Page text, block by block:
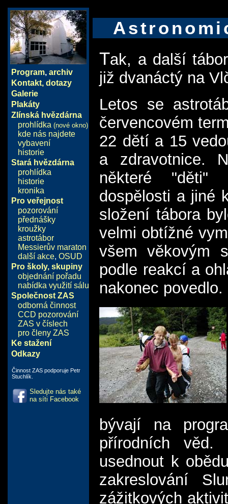
Program, archiv
Kontakt, dotazy
Galerie
Plakáty
Zlínská hvězdárna
prohlídka (nové okno)
kde nás najdete
vybavení
historie
Stará hvězdárna
prohlídka
historie
kronika
Pro veřejnost
pozorování
přednášky
kroužky
astrotábor
Messierův maraton
další akce, OSUD
Pro školy, skupiny
objednání pořadu
nabídka využití sálu
Společnost ZAS
odborná činnost
CCD pozorování
ZAS v číslech
pro členy ZAS
Ke stažení
Odkazy
Činnost ZAS podporuje Petr
Stuchlík.
Sledujte nás také
na síti Facebook
Tak, a další
již dvanáctý na
Letos se
červencovém
22 dětí a 15
a zdravotnice.
některé "děti"
dospělosti a jiné
složení tábora
velmi obtížné
všem věkovým
podle reakcí a
nakonec povedlo.
bývají na
přírodních věd.
usednout k
zakreslování
zážitkových